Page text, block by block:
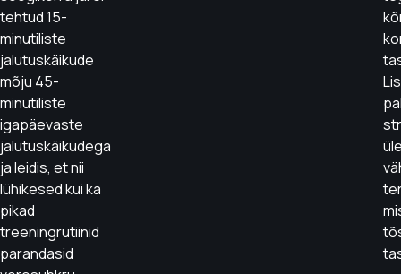
tehtud 15-
minutiliste
jalutuskäikude
mõju 45-
minutiliste
igapäevaste
jalutuskäikudega
ja leidis, et nii
lühikesed kui ka
pikad
treeningrutiinid
parandasid